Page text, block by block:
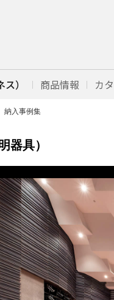
） 商品情報 カ
納入事例集
器具）